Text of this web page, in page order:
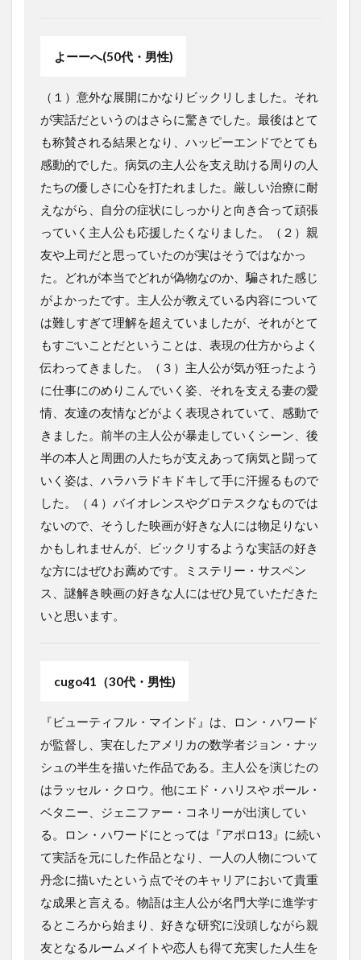
よーーへ(50代・男性)
（１）意外な展開にかなりビックリしました。それ
が実話だというのはさらに驚きでした。最後はとて
も称賛される結果となり、ハッピーエンドでとても
感動的でした。病気の主人公を支え助ける周りの人
たちの優しさに心を打たれました。厳しい治療に耐
えながら、自分の症状にしっかりと向き合って頑張
っていく主人公も応援したくなりました。（２）親
友や上司だと思っていたのが実はそうではなかっ
た。どれが本当でどれが偽物なのか、騙された感じ
がよかったです。主人公が教えている内容について
は難しすぎて理解を超えていましたが、それがとて
もすごいことだということは、表現の仕方からよく
伝わってきました。（３）主人公が気が狂ったよう
に仕事にのめりこんでいく姿、それを支える妻の愛
情、友達の友情などがよく表現されていて、感動で
きました。前半の主人公が暴走していくシーン、後
半の本人と周囲の人たちが支えあって病気と闘って
いく姿は、ハラハラドキドキして手に汗握るもので
した。（４）バイオレンスやグロテスクなものでは
ないので、そうした映画が好きな人には物足りない
かもしれませんが、ビックリするような実話の好き
な方にはぜひお薦めです。ミステリー・サスペン
ス、謎解き映画の好きな人にはぜひ見ていただきた
いと思います。
cugo41（30代・男性)
『ビューティフル・マインド』は、ロン・ハワード
が監督し、実在したアメリカの数学者ジョン・ナッ
シュの半生を描いた作品である。主人公を演じたの
はラッセル・クロウ。他にエド・ハリスや ポール・
ベタニー、ジェニファー・コネリーが出演してい
る。ロン・ハワードにとっては『アポロ13』に続い
て実話を元にした作品となり、一人の人物について
丹念に描いたという点でそのキャリアにおいて貴重
な成果と言える。物語は主人公が名門大学に進学す
るところから始まり、好きな研究に没頭しながら親
友となるルームメイトや恋人も得て充実した人生を